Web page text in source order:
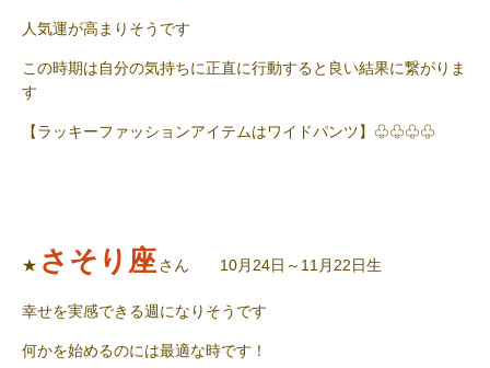
人気運が高まりそうです
この時期は自分の気持ちに正直に行動すると良い結果に繋がりま
す
【ラッキーファッションアイテムはワイドパンツ】♧♧♧♧
★ さそり座さん 10月24日～11月22日生
幸せを実感できる週になりそうです
何かを始めるのには最適な時です！